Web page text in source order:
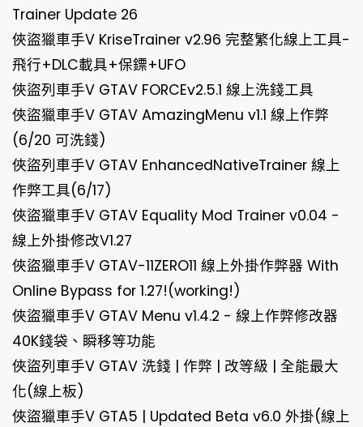
Trainer Update 26
俠盜獵車手V KriseTrainer v2.96 完整繁化線上工具-
飛行+DLC載具+保鏢+UFO
俠盜列車手V GTAV FORCEv2.5.1 線上洗錢工具
俠盜獵車手V GTAV AmazingMenu v1.1 線上作弊
(6/20 可洗錢)
俠盜列車手V GTAV EnhancedNativeTrainer 線上
作弊工具(6/17)
俠盜獵車手V GTAV Equality Mod Trainer v0.04 -
線上外掛修改V1.27
俠盜獵車手V GTAV-11ZERO11 線上外掛作弊器 With
Online Bypass for 1.27!(working!)
俠盜獵車手V GTAV Menu v1.4.2 - 線上作弊修改器
40K錢袋、瞬移等功能
俠盜列車手V GTAV 洗錢 | 作弊 | 改等級 | 全能最大
化(線上板)
俠盜獵車手V GTA5 | Updated Beta v6.0 外掛(線上